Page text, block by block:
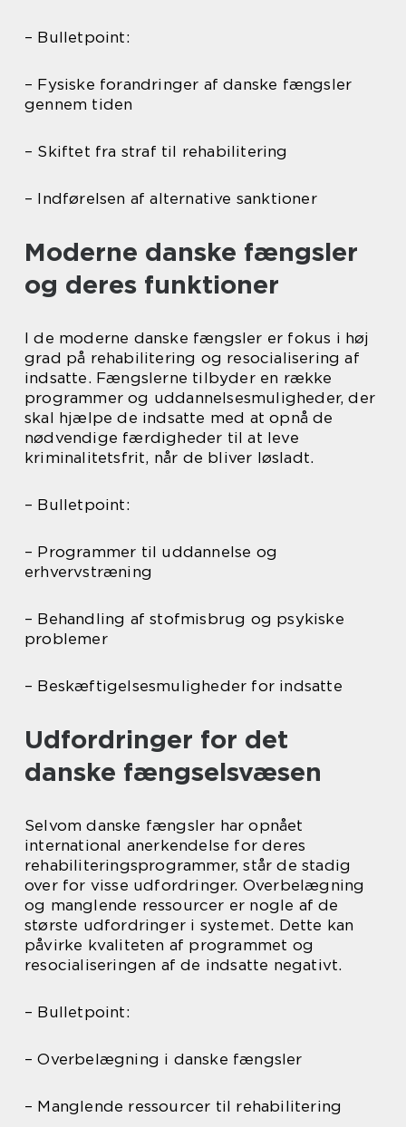
– Bulletpoint:
– Fysiske forandringer af danske fængsler
gennem tiden
– Skiftet fra straf til rehabilitering
– Indførelsen af alternative sanktioner
Moderne danske fængsler
og deres funktioner
I de moderne danske fængsler er fokus i høj
grad på rehabilitering og resocialisering af
indsatte. Fængslerne tilbyder en række
programmer og uddannelsesmuligheder, der
skal hjælpe de indsatte med at opnå de
nødvendige færdigheder til at leve
kriminalitetsfrit, når de bliver løsladt.
– Bulletpoint:
– Programmer til uddannelse og
erhvervstræning
– Behandling af stofmisbrug og psykiske
problemer
– Beskæftigelsesmuligheder for indsatte
Udfordringer for det
danske fængselsvæsen
Selvom danske fængsler har opnået
international anerkendelse for deres
rehabiliteringsprogrammer, står de stadig
over for visse udfordringer. Overbelægning
og manglende ressourcer er nogle af de
største udfordringer i systemet. Dette kan
påvirke kvaliteten af programmet og
resocialiseringen af de indsatte negativt.
– Bulletpoint:
– Overbelægning i danske fængsler
– Manglende ressourcer til rehabilitering